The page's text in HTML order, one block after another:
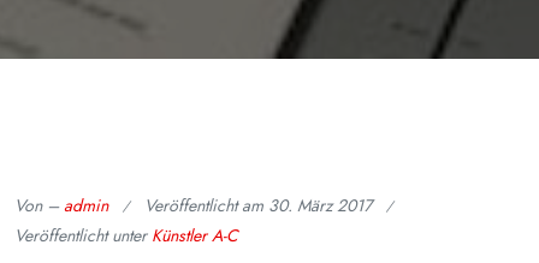
Von –admin Veröffentlicht am 30. März 2017
Veröffentlicht unter Künstler A-C